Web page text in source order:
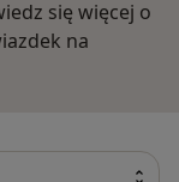
się więcej o
na